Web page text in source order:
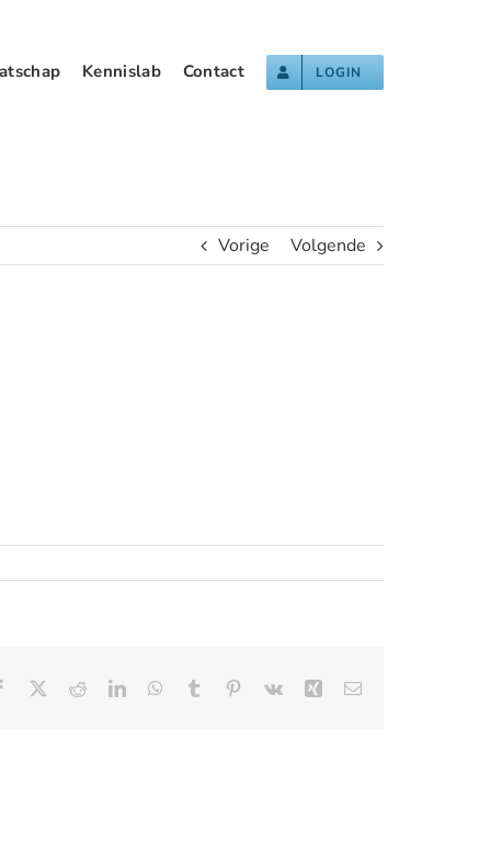
Kennislab Contact LOGIN
Vorige Volgende
Facebook RedditLinkedInWhatsApp
Tumblr Pinterest
Vk Xing E-